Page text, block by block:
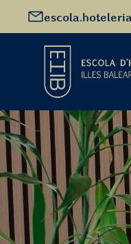
Inicio
Oferta académica
Futuro alumnado